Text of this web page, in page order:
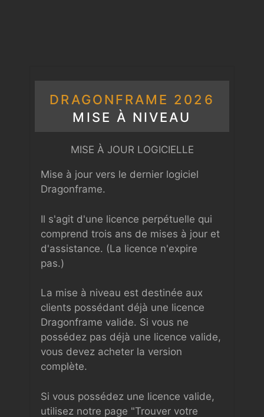
DRAGONFRAME 2026
MISE À NIVEAU
MISE À JOUR LOGICIELLE
Mise à jour vers le dernier logiciel
Dragonframe.
Il s'agit d'une licence perpétuelle qui
comprend trois ans de mises à jour et
d'assistance. (La licence n'expire
pas.)
La mise à niveau est destinée aux
clients possédant déjà une licence
Dragonframe valide. Si vous ne
possédez pas déjà une licence valide,
vous devez acheter la version
complète.
Si vous possédez une licence valide,
utilisez notre page "Trouver votre